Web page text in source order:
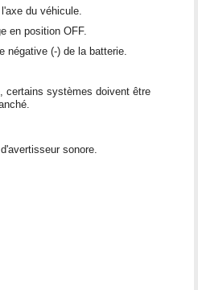
du véhicule.
en position OFF.
négative (-) de la batterie.
certains systèmes doivent être
sonore.